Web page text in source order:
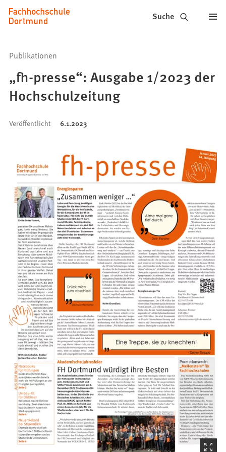
Inhalt anspringen
Fachhochschule
Dortmund
-
Studium,
Studiengänge,
Suche
Publikationen
„fh-presse“: Ausgabe 1/2023 der
Hochschulzeitung
Veröffentlicht 6.1.2023
(Startet